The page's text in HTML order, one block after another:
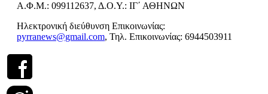
Α.Φ.Μ.: 099112637, Δ.Ο.Υ.: ΙΓ΄ ΑΘΗΝΩΝ
Ηλεκτρονική διεύθυνση Επικοινωνίας:
pyrranews@gmail.com, Τηλ. Επικοινωνίας: 6944503911